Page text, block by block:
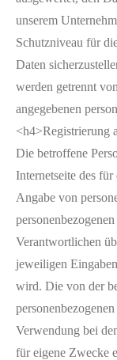
unserem
Schutzniveau für
Daten
werden getrennt
angegebenen
<h4>Registrierung
Die betroffene
Internetseite des
Angabe von
Verantwortlichen
jeweiligen
wird. Die von der
Verwendung bei
für eigene Zwecke